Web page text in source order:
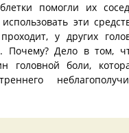
помогли их
эти
у других
Почему? Дело в том,
головной боли,